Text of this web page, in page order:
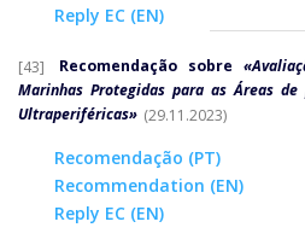
Reply EC (EN)
[43] Recomendação sobre
Marinhas Protegidas para as Áreas de
Ultraperiféricas» (29.11.2023)
Recomendação (PT)
Recommendation (EN)
Reply EC (EN)